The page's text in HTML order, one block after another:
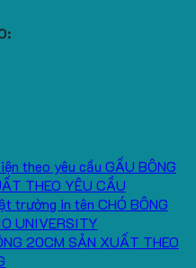
GẤU BÔNG
THEO YÊU CẦU
CHÓ BÔNG
UNIVERSITY
20CM SẢN XUẤT THEO